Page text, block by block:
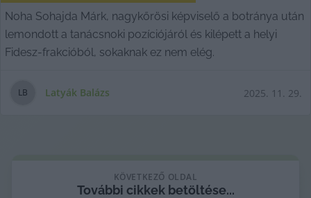
Noha Sohajda Márk, nagykőrösi képviselő a botránya után
lemondott a tanácsnoki pozíciójáról és kilépett a helyi
Fidesz-frakcióból, sokaknak ez nem elég.
LB Latyák Balázs 2025. 11. 29.
KÖVETKEZŐ OLDAL
További cikkekbetöltése...